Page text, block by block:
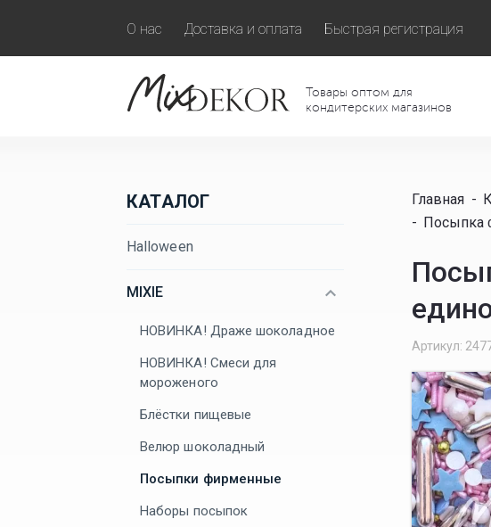
О нас Доставка и оплата Быстрая регистрация
Товары оптом для
кондитерских магазинов
КАТАЛОГ
Halloween
MIXIE
НОВИНКА! Драже шоколадное
НОВИНКА! Смеси для
мороженого
Блёстки пищевые
Велюр шоколадный
Посыпки фирменные
Наборы посыпок
Главная -
- Посыпка
Артикул: